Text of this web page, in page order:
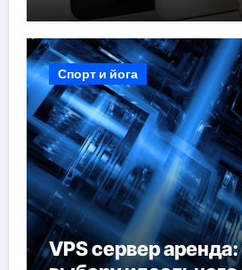
Спорт и йога
VPS сервер аренда: